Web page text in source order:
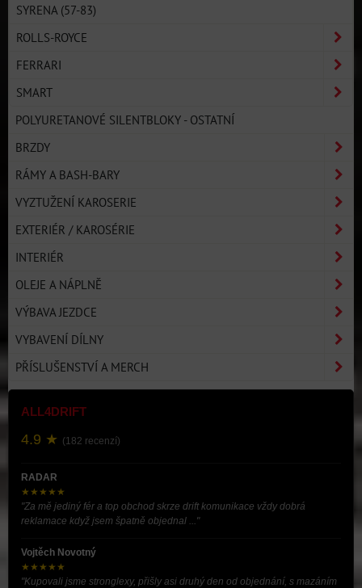
SYRENA (57-83)
ROLLS-ROYCE
FERRARI
SMART
POLYURETANOVÉ SILENTBLOKY - OSTATNÍ
BRZDY
RÁMY A BASH-BARY
VYZTUŽENÍ KAROSERIE
EXTERIÉR / KAROSÉRIE
INTERIÉR
OLEJE A NÁPLNĚ
VÝBAVA JEZDCE
VYBAVENÍ DÍLNY
PŘÍSLUŠENSTVÍ A MERCH
ALL4DRIFT
4.9 ★ (182 recenzí)
RADAR
★★★★★
"Za mě jediný fér a top obchod skrze drift komunikace vždy dobrá
reklamace když jsem špatně objednal ..."
Vojtěch Novotný
★★★★★
"Kupovali jsme stronglexy, přišly asi druhý den od objednání, s mazáním